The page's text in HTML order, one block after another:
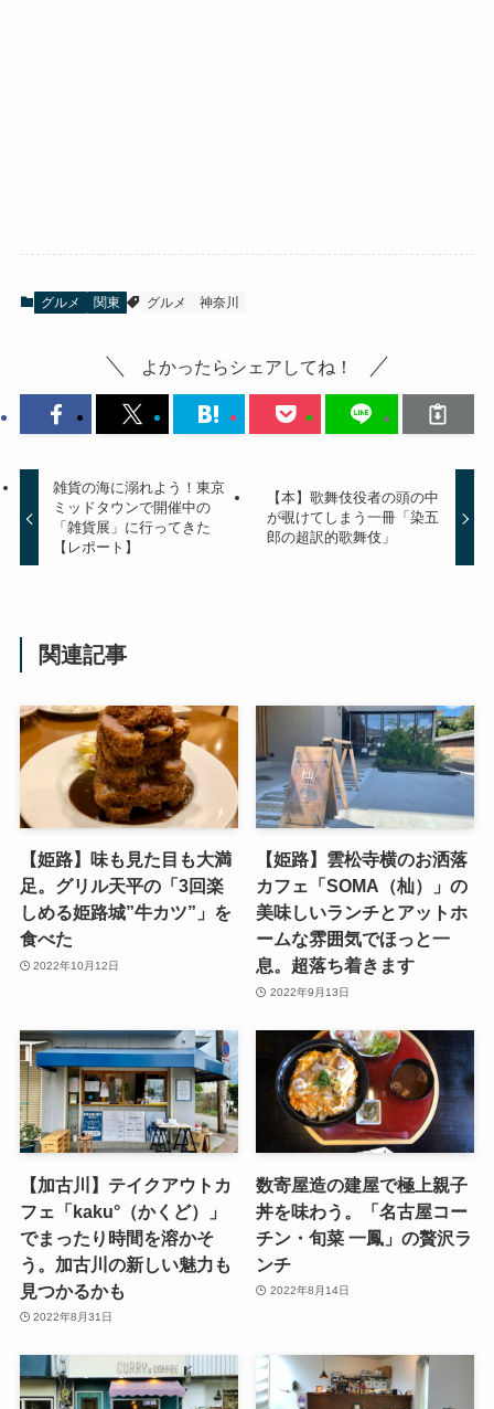
グルメ 関東 グルメ 神奈川
よかったらシェアしてね！
雑貨の海に溺れよう！東京
ミッドタウンで開催中の
「雑貨展」に行ってきた
【レポート】
【本】歌舞伎役者の頭の中
が覗けてしまう一冊「染五
郎の超訳的歌舞伎」
関連記事
【姫路】味も見た目も大満
足。グリル天平の「3回楽
しめる姫路城”牛カツ”」を
食べた
2022年10月12日
【姫路】雲松寺横のお洒落
カフェ「SOMA（杣）」の
美味しいランチとアットホ
ームな雰囲気でほっと一
息。超落ち着きます
2022年9月13日
【加古川】テイクアウトカ
フェ「kaku°（かくど）」
でまったり時間を溶かそ
う。加古川の新しい魅力も
見つかるかも
2022年8月31日
数寄屋造の建屋で極上親子
丼を味わう。「名古屋コー
チン・旬菜 一鳳」の贅沢ラ
ンチ
2022年8月14日